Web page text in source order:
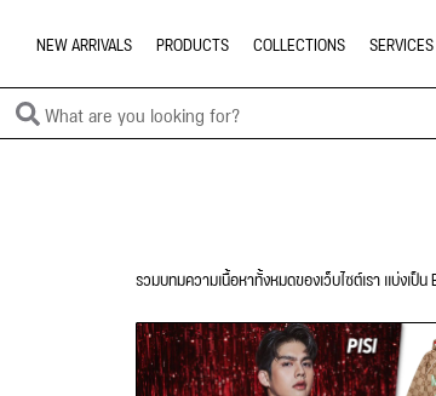
NEW ARRIVALS PRODUCTS COLLECTIONS SERVICES
รวมบทมความเนื้อหาทั้งหมดของเว็บไซต์เรา แบ่งเป็